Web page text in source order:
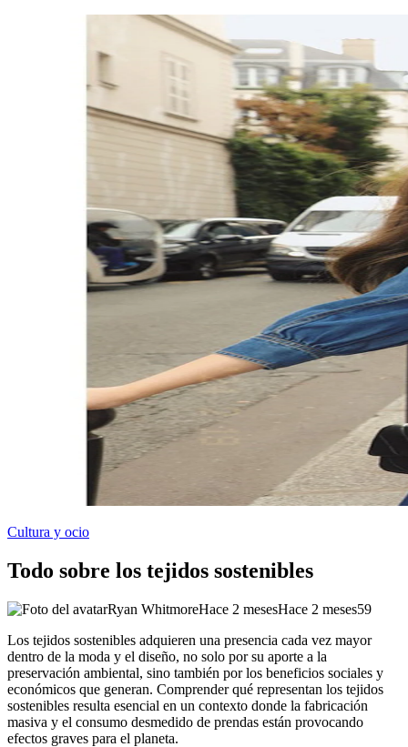
Cultura y ocio
Todo sobre los tejidos sostenibles
Ryan WhitmoreHace 2 mesesHace 2 meses59
Los tejidos sostenibles adquieren una presencia cada vez mayor
dentro de la moda y el diseño, no solo por su aporte a la
preservación ambiental, sino también por los beneficios sociales y
económicos que generan. Comprender qué representan los tejidos
sostenibles resulta esencial en un contexto donde la fabricación
masiva y el consumo desmedido de prendas están provocando
efectos graves para el planeta.